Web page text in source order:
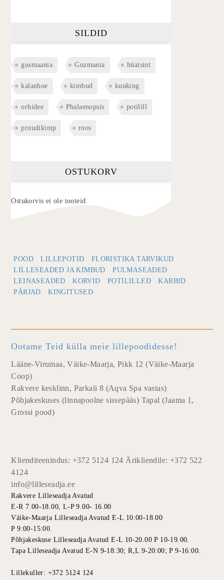
SILDID
gusmaania Guzmania hüatsint
kalanhoe kimbud kuuking
orhidee Phalaenopsis potilill
pruudikimp roos
OSTUKORV
Ostukorvis ei ole tooteid.
POOD LILLEPOTID
FLORISTIKA TARVIKUD
LILLESEADED JA KIMBUD
PULMASEADED
LEINASEADED
KORVID POTILILLED
KARBID
PÄRJAD
KINGITUSED
Ootame Teid külla meie lillepoodidesse!
Lääne-Virumaa, Väike-Maarja, Pikk 12 (Väike-Maarja
Coop)
Rakvere kesklinn, Parkali 8 (Aqva Spa vastas)
Põhjakeskuses (linnapoolne sissepääs) Tapal (Jaama 1,
Grossi pood)
Klienditeenindus: +372 5124 124 Ärikliendile: +372 522
4124
info@lilleseadja.ee
Rakvere Lilleseadja Avatud
E-R 7.00-18.00, L-P 9.00- 16.00
Väike-Maarja Lilleseadja Avatud E-L 10:00-18.00
P 9:00-15:00.
Põhjakeskuse Lilleseadja Avatud E-L 10-20.00 P 10-19.00.
Tapa Lilleseadja Avatud E-N 9-18:30; R,L 9-20:00; P 9-16:00.
Lillekuller: +372 5124 124